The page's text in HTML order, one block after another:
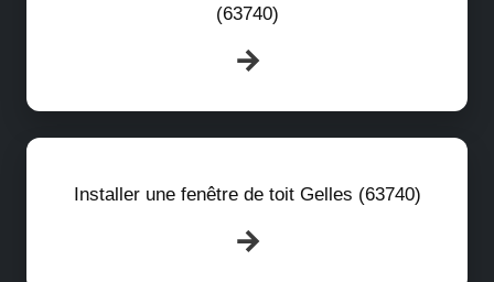
(63740)
Installer une fenêtre de toit Gelles (63740)